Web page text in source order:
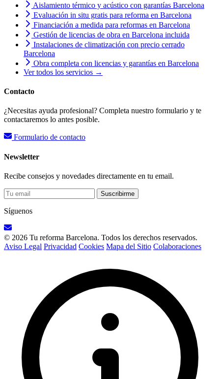
Aislamiento térmico y acústico con garantías Barcelona
Evaluación in situ gratis para reforma en Barcelona
Financiación a medida para reformas en Barcelona
Gestión de licencias de obra en Barcelona incluida
Instalaciones de climatización con precio cerrado
Barcelona
Obra completa con licencias y garantías en Barcelona
Ver todos los servicios →
Contacto
¿Necesitas ayuda profesional? Completa nuestro formulario y te
contactaremos lo antes posible.
Formulario de contacto
Newsletter
Recibe consejos y novedades directamente en tu email.
Suscribirme
Síguenos
© 2026 Tu reforma Barcelona. Todos los derechos reservados.
Aviso Legal Privacidad Cookies Mapa del Sitio Colaboraciones